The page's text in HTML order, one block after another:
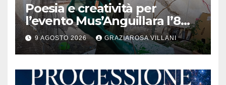
Poesia e creatività per
l’evento Mus’Anguillara l’8
agosto 2026 al Museo
Contadino
9 AGOSTO 2026 GRAZIAROSA VILLANI